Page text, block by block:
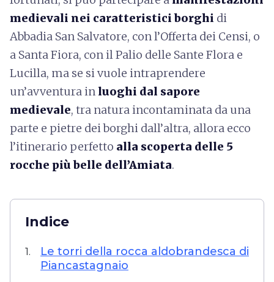
medievali nei caratteristici borghi di
Abbadia San Salvatore, con l’Offerta dei Censi, o
a Santa Fiora, con il Palio delle Sante Flora e
Lucilla, ma se si vuole intraprendere
un’avventura inluoghi dal sapore
medievale, tra natura incontaminata da una
parte e pietre dei borghi dall’altra, allora ecco
l’itinerario perfetto alla scoperta delle 5
rocche più belle dell’Amiata.
Indice
1.
Le torri della rocca aldobrandesca di
Piancastagnaio